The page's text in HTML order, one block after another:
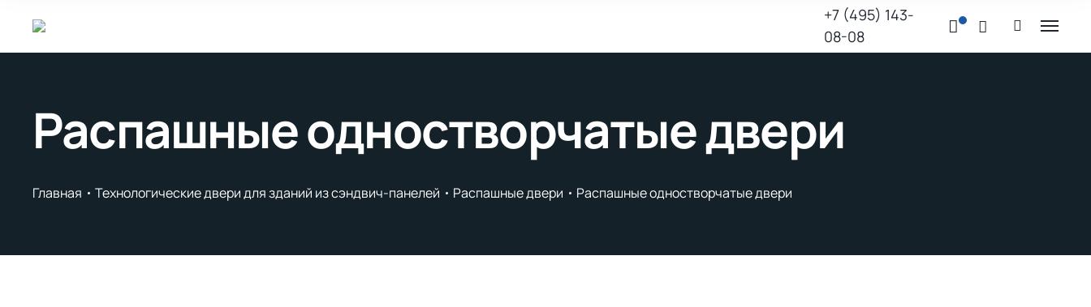
+7 (495) 143-
08-08
Распашные одностворчатые двери
Главная Технологические двери для зданий из сэндвич-панелей Распашные двери Распашные одностворчатые двери